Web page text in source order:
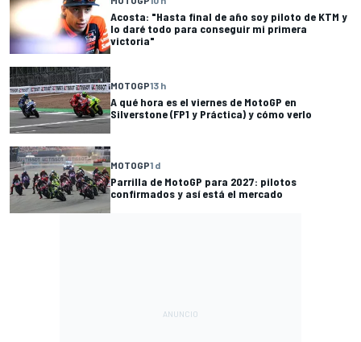
Acosta: "Hasta final de año soy piloto de KTM y
lo daré todo para conseguir mi primera
victoria"
MOTOGP13 h
A qué hora es el viernes de MotoGP en
Silverstone (FP1 y Práctica) y cómo verlo
MOTOGP1 d
Parrilla de MotoGP para 2027: pilotos
confirmados y así está el mercado